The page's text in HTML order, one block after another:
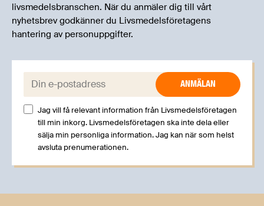
livsmedelsbranschen. När du anmäler dig till vårt
nyhetsbrev godkänner du Livsmedelsföretagens
hantering av personuppgifter.
E-post:
Jag vill få relevant information från Livsmedelsföretagen
till min inkorg. Livsmedelsföretagen ska inte dela eller
sälja min personliga information. Jag kan när som helst
avsluta prenumerationen.